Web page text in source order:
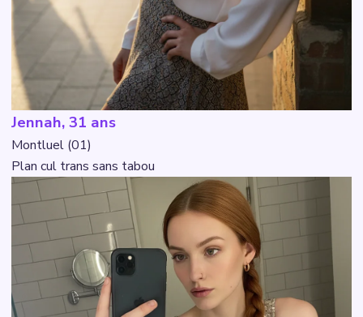
Jennah, 31 ans
Montluel (01)
Plan cul trans sans tabou